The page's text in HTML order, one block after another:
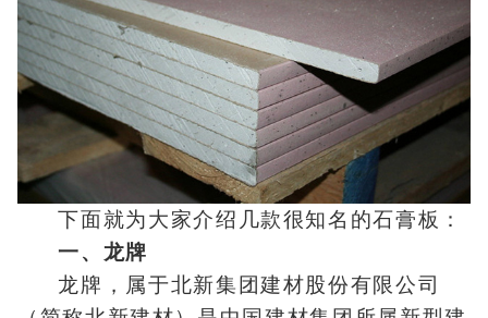
下面就为大家介绍几款很知名的石膏板：
一、龙牌
龙牌，属于北新集团建材股份有限公司